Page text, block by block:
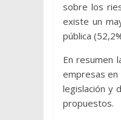
sobre los
existe un
pública
En resumen
empresas en
legislación y
propuestos.